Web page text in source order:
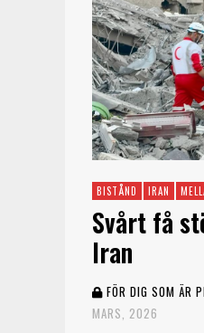
BISTÅND IRAN
Svårt få
Iran
FÖR DIG SOM ÄR
MARS, 2026